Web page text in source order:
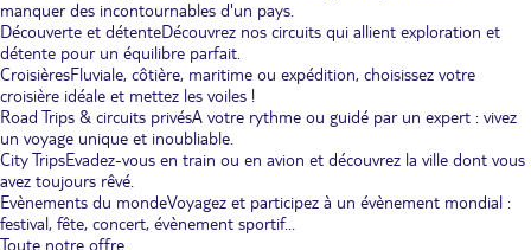
manquer des incontournables d'un pays.
Découverte et détenteDécouvrez nos circuits qui allient exploration et
détente pour un équilibre parfait.
CroisièresFluviale, côtière, maritime ou expédition, choisissez votre
croisière idéale et mettez les voiles !
Road Trips & circuits privésA votre rythme ou guidé par un expert : vivez
un voyage unique et inoubliable.
City TripsEvadez-vous en train ou en avion et découvrez la ville dont vous
avez toujours rêvé.
Evènements du mondeVoyagez et participez à un évènement mondial :
festival, fête, concert, évènement sportif...
Toute notre offre